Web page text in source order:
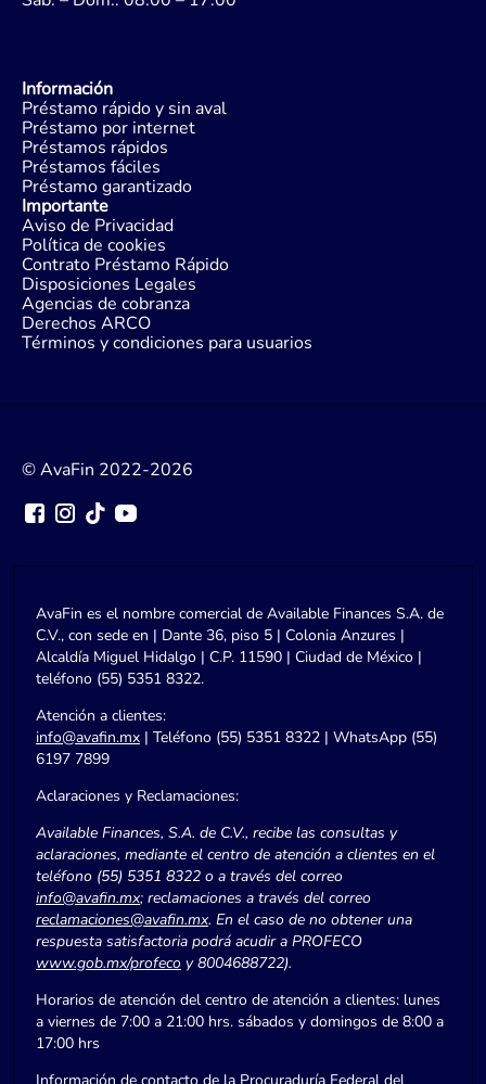
Información
Préstamo rápido y sin aval
Préstamo por internet
Préstamos rápidos
Préstamos fáciles
Préstamo garantizado
Importante
Aviso de Privacidad
Política de cookies
Contrato Préstamo Rápido
Disposiciones Legales
Agencias de cobranza
Derechos ARCO
Términos y condiciones para usuarios
© AvaFin 2022-2026
AvaFin es el nombre comercial de Available Finances S.A. de
C.V., con sede en | Dante 36, piso 5 | Colonia Anzures |
Alcaldía Miguel Hidalgo | C.P. 11590 | Ciudad de México |
teléfono (55) 5351 8322.
Atención a clientes:
info@avafin.mx | Teléfono (55) 5351 8322 | WhatsApp (55)
6197 7899
Aclaraciones y Reclamaciones:
Available Finances, S.A. de C.V., recibe las consultas y
aclaraciones, mediante el centro de atención a clientes en el
teléfono (55) 5351 8322 o a través del correo
info@avafin.mx; reclamaciones a través del correo
reclamaciones@avafin.mx. En el caso de no obtener una
respuesta satisfactoria podrá acudir a PROFECO
www.gob.mx/profeco y 8004688722).
Horarios de atención del centro de atención a clientes: lunes
a viernes de 7:00 a 21:00 hrs. sábados y domingos de 8:00 a
17:00 hrs